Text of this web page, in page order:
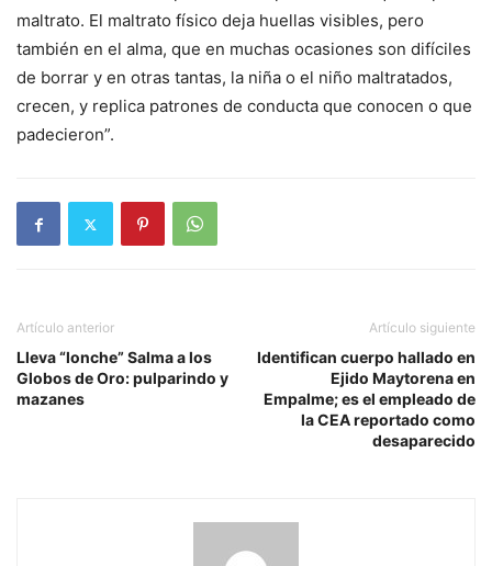
maltrato. El maltrato físico deja huellas visibles, pero
también en el alma, que en muchas ocasiones son difíciles
de borrar y en otras tantas, la niña o el niño maltratados,
crecen, y replica patrones de conducta que conocen o que
padecieron”.
Artículo anterior
Lleva “lonche” Salma a los
Globos de Oro: pulparindo y
mazanes
Artículo siguiente
Identifican cuerpo hallado en
Ejido Maytorena en
Empalme; es el empleado de
la CEA reportado como
desaparecido